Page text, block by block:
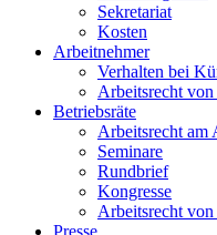
Sekretariat
Kosten
Arbeitnehmer
Verhalten bei
Arbeitsrecht
Betriebsräte
Arbeitsrecht am
Seminare
Rundbrief
Kongresse
Arbeitsrecht
Presse